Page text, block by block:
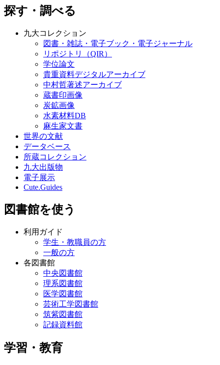
探す・調べる
九大コレクション
図書・雑誌・電子ブック・電子ジャーナル
リポジトリ（QIR）
学位論文
貴重資料デジタルアーカイブ
中村哲著述アーカイブ
蔵書印画像
炭鉱画像
水素材料DB
麻生家文書
世界の文献
データベース
所蔵コレクション
九大出版物
電子展示
Cute.Guides
図書館を使う
利用ガイド
学生・教職員の方
一般の方
各図書館
中央図書館
理系図書館
医学図書館
芸術工学図書館
筑紫図書館
記録資料館
学習・教育